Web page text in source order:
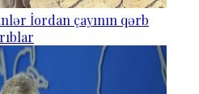
İordan çayının qərb